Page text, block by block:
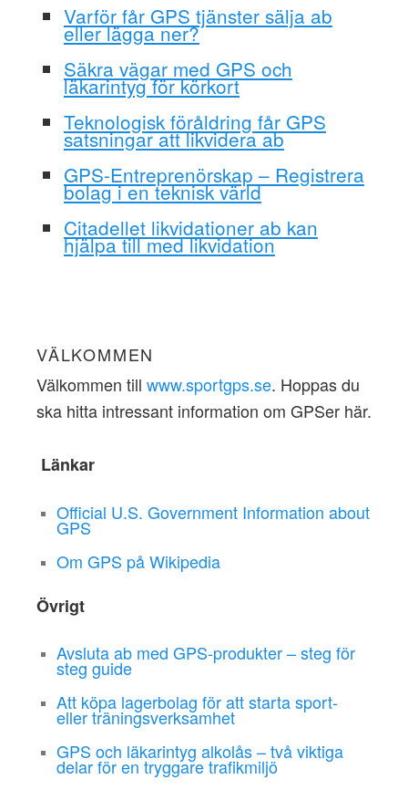
Varför får GPS tjänster sälja ab
eller lägga ner?
Säkra vägar med GPS och
läkarintyg för körkort
Teknologisk föråldring får GPS
satsningar att likvidera ab
GPS-Entreprenörskap – Registrera
bolag i en teknisk värld
Citadellet likvidationer ab kan
hjälpa till med likvidation
VÄLKOMMEN
Välkommen till www.sportgps.se. Hoppas du
ska hitta intressant information om GPSer här.
Länkar
Official U.S. Government Information about
GPS
Om GPS på Wikipedia
Övrigt
Avsluta ab med GPS-produkter – steg för
steg guide
Att köpa lagerbolag för att starta sport-
eller träningsverksamhet
GPS och läkarintyg alkolås – två viktiga
delar för en tryggare trafikmiljö